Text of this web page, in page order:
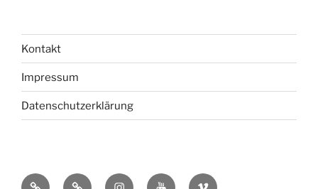
Kontakt
Impressum
Datenschutzerklärung
bsky MastadonInstagramYou Vimeo